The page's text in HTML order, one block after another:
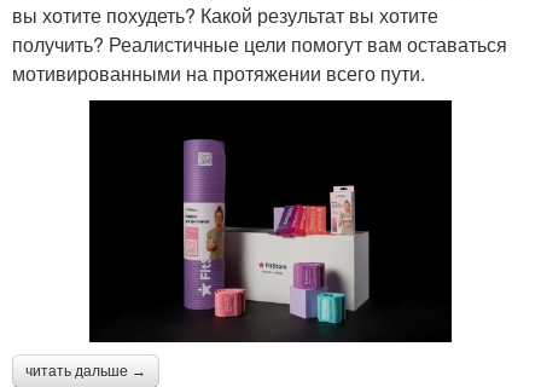
вы хотите похудеть? Какой результат вы хотите
получить? Реалистичные цели помогут вам оставаться
мотивированными на протяжении всего пути.
читать дальше →